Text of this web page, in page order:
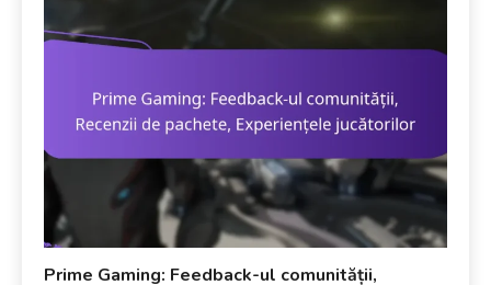
Prime Gaming: Feedback-ul comunității,